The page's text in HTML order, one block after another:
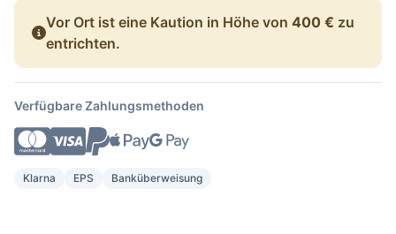
Vor Ort ist eine Kaution in Höhe von 400 € zu
entrichten.
Verfügbare Zahlungsmethoden
Klarna EPS Banküberweisung